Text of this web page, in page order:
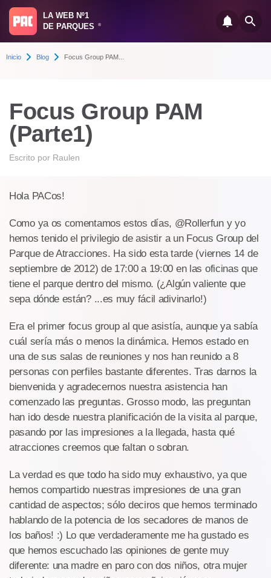
LA WEB Nº1
DE PARQUES
®
Inicio Blog Focus Group PAM...
Focus Group PAM
(Parte1)
Escrito por Raulen
Hola PACos!
Como ya os comentamos estos días, @Rollerfun y yo
hemos tenido el privilegio de asistir a un Focus Group del
Parque de Atracciones. Ha sido esta tarde (viernes 14 de
septiembre de 2012) de 17:00 a 19:00 en las oficinas que
tiene el parque dentro del mismo. (¿Algún valiente que
sepa dónde están? ...es muy fácil adivinarlo!)
Era el primer focus group al que asistía, aunque ya sabía
cuál sería más o menos la dinámica. Hemos estado en
una de sus salas de reuniones y nos han reunido a 8
personas con perfiles bastante diferentes. Tras darnos la
bienvenida y agradecernos nuestra asistencia han
comenzado las preguntas. Grosso modo, las preguntan
han ido desde nuestra planificación de la visita al parque,
pasando por las impresiones a la llegada, hasta qué
atracciones creemos que faltan o sobran.
La verdad es que todo ha sido muy exhaustivo, ya que
hemos compartido nuestras impresiones de una gran
cantidad de aspectos; sólo deciros que hemos terminado
hablando de la potencia de los secadores de manos de
los baños! :) Lo que verdaderamente me ha gustado es
que hemos escuchado las opiniones de gente muy
diferente: una madre en paro con dos niños, otra mujer